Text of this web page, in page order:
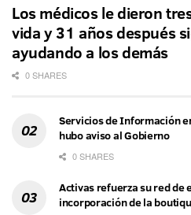
Los médicos le dieron
vida y 31 años después
ayudando a los demás
0 SHARES
Servicios de Información
hubo aviso al Gobierno
0 SHARES
Activas refuerza su red de
incorporación de la